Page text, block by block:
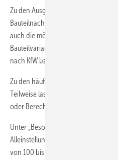
Zu den Ausgabedaten zählen der
Bauteilnachweise nach EnEV und
auch die mögliche Energie- und
Bauteilvarianten, deren
nach KfW bzw. nach § 26a EnEV.
Zu den häufigsten Ausgabeformaten
Teilweise lassen sich die
oder Berechnungsprogramme
Unter „Besonderheiten“ haben die
Alleinstellungsmerkmale ihrer
von 100 bis 500 Euro (zzgl. MwSt.),